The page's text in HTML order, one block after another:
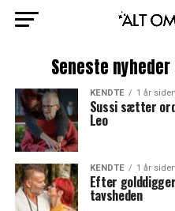
Seneste
KENDTE 1 år siden
Sussi sætter
Leo
KENDTE 1 år siden
Efter
tavsheden